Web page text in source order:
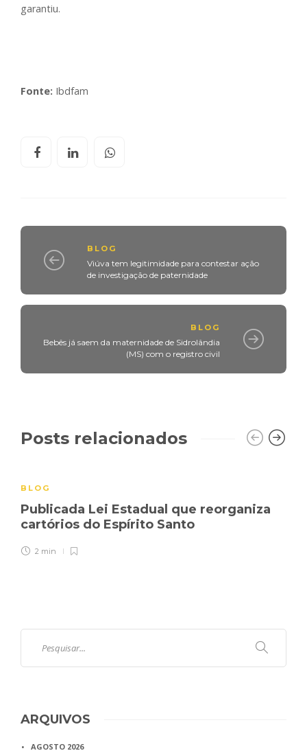
garantiu.
Fonte: Ibdfam
BLOG
Viúva tem legitimidade para contestar ação
de investigação de paternidade
BLOG
Bebês já saem da maternidade de Sidrolândia
(MS) com o registro civil
Posts relacionados
BLOG
Publicada Lei Estadual que reorganiza
cartórios do Espírito Santo
2 min
ARQUIVOS
AGOSTO 2026